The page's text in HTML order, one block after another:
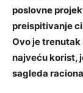
poslovne
preispitivanje
Ovo je
najveću korist,
sagleda